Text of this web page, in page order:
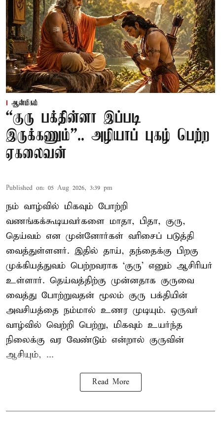
ஆன்மிகம்
“குரு பக்தின்னா இப்படி
இருக்கணும்”.. அழியாப் புகழ் பெற்ற
ஏகலைவன்
Published on: 05 Aug 2026, 3:39 pm
நம் வாழ்வில் மிகவும் போற்றி
வணங்கக்கூடியவர்களை மாதா, பிதா, குரு,
தெய்வம் என முன்னோர்கள் வரிசைப் படுத்தி
வைத்துள்ளனர். இதில் தாய், தந்தைக்கு பிறகு
முக்கியத்துவம் பெற்றவராக ‘குரு’ எனும் ஆசிரியர்
உள்ளார். தெய்வத்திற்கு முன்னதாக குருவை
வைத்து போற்றுவதன் மூலம் குரு பக்தியின்
அவசியத்தை நம்மால் உணர முடியும். ஒருவர்
வாழ்வில் வெற்றி பெற்று, மிகவும் உயர்ந்த
நிலைக்கு வர வேண்டும் என்றால் குருவின்
ஆசியும், ...
Read More